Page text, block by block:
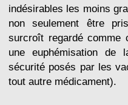
indésirables les moins
non seulement être
surcroît regardé comme
une euphémisation de
sécurité posés par les
tout autre médicament).